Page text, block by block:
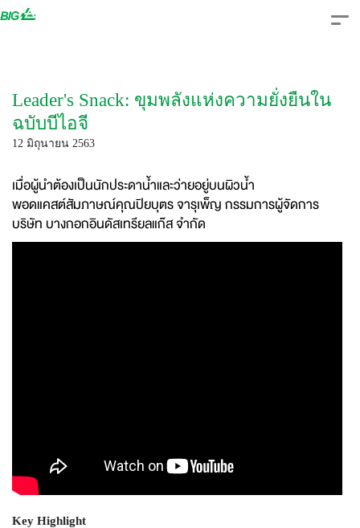
Skip
Leader's Snack: ขุมพลังแห่งความยั่งยืนใน
ฉบับบีไอจี
12 มิถุนายน 2563
เมื่อผู้นำต้องเป็นนักประดาน้ำและว่ายอยู่บนผิวน้ำ
พอดแคสต์สัมภาษณ์คุณปิยบุตร จารุเพ็ญ กรรมการผู้จัดการ
บริษัท บางกอกอินดัสเทรียลแก๊ส จำกัด
Key Highlight